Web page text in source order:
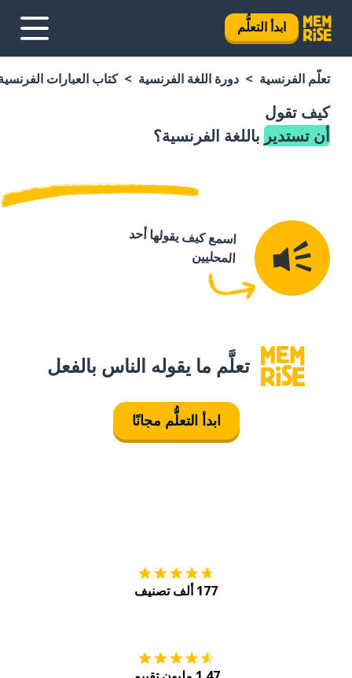
ابدأ التعلُّم
تعلَّم الفرنسية دورة اللغة الفرنسية كتاب العبارات
كيف تقول
أن تستدير باللغة الفرنسية؟
اسمع كيف يقولها أحد
المحليين
تعلَّم ما يقوله الناس بالفعل
ابدأ التعلُّم مجانًا
177 ألف تصنيف